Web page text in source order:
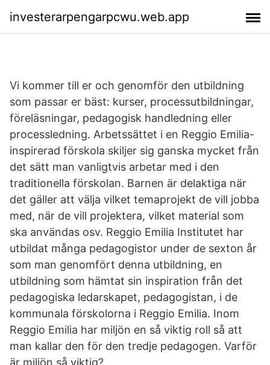
investerarpengarpcwu.web.app
Vi kommer till er och genomför den utbildning
som passar er bäst: kurser, processutbildningar,
föreläsningar, pedagogisk handledning eller
processledning. Arbetssättet i en Reggio Emilia-
inspirerad förskola skiljer sig ganska mycket från
det sätt man vanligtvis arbetar med i den
traditionella förskolan. Barnen är delaktiga när
det gäller att välja vilket temaprojekt de vill jobba
med, när de vill projektera, vilket material som
ska användas osv. Reggio Emilia Institutet har
utbildat många pedagogistor under de sexton år
som man genomfört denna utbildning, en
utbildning som hämtat sin inspiration från det
pedagogiska ledarskapet, pedagogistan, i de
kommunala förskolorna i Reggio Emilia. Inom
Reggio Emilia har miljön en så viktig roll så att
man kallar den för den tredje pedagogen. Varför
är miljön så viktig?